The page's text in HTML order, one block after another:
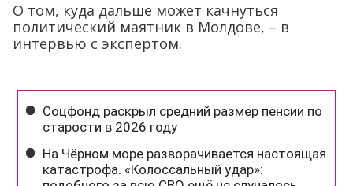
О том, куда дальше может качнуться
политический маятник в Молдове, – в
интервью с экспертом.